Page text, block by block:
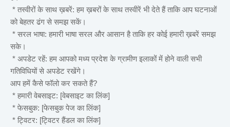
* तस्वीरों के साथ ख़बरें: हम ख़बरों के साथ तस्वीरें भी देते हैं ताकि आप घटनाओं
को बेहतर ढंग से समझ सकें।
* सरल भाषा: हमारी भाषा सरल और आसान है ताकि हर कोई हमारी ख़बरें समझ
सके।
* अपडेट रहें: हम आपको मध्य प्रदेश के ग्रामीण इलाकों में होने वाली सभी
गतिविधियों से अपडेट रखेंगे।
आप हमें कैसे फॉलो कर सकते हैं?
* हमारी वेबसाइट: [वेबसाइट का लिंक]
* फेसबुक: [फेसबुक पेज का लिंक]
* ट्विटर: [ट्विटर हैंडल का लिंक]